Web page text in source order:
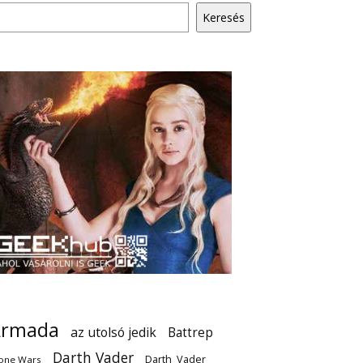
Keresés
az utolsó jedik Battrep
Wars Darth Vader Darth_Vader